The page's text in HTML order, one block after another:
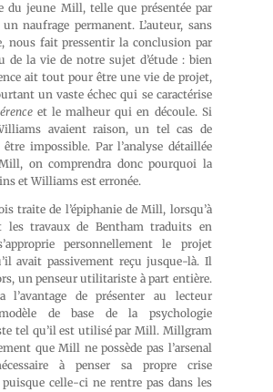
du jeune Mill, telle que présentée par
naufrage permanent. L’auteur, sans
nous fait pressentir la conclusion par
de la vie de notre sujet d’étude : bien
ait tout pour être une vie de projet,
un vaste échec qui se caractérise
et le malheur qui en découle. Si
avaient raison, un tel cas de
impossible. Par l’analyse détaillée
on comprendra donc pourquoi la
et Williams est erronée.
traite de l’épiphanie de Mill, lorsqu’à
les travaux de Bentham traduits en
personnellement le projet
avait passivement reçu jusque-là. Il
un penseur utilitariste à part entière.
l’avantage de présenter au lecteur
de base de la psychologie
tel qu’il est utilisé par Mill. Millgram
que Mill ne possède pas l’arsenal
à penser sa propre crise
celle-ci ne rentre pas dans les